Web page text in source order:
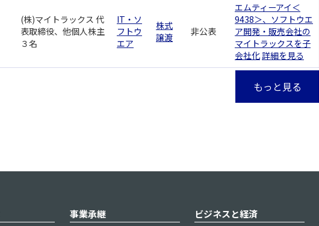
(株)マイトラックス 代
表取締役、他個人株主
３名
IT・ソ
フトウ
エア
株式
譲渡
非公表
エムティーアイ＜
9438＞、ソフトウエ
ア開発・販売会社の
マイトラックスを子
会社化詳細を見る
もっと見る
事業承継
ビジネスと経済